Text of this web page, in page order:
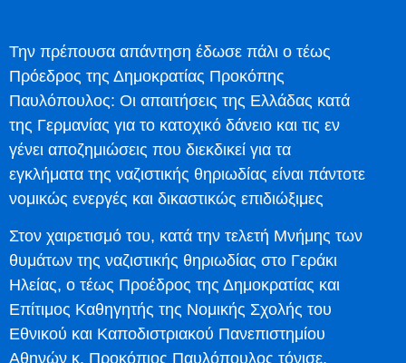
Την πρέπουσα απάντηση έδωσε πάλι ο τέως
Πρόεδρος της Δημοκρατίας Προκόπης
Παυλόπουλος: Οι απαιτήσεις της Ελλάδας κατά
της Γερμανίας για το κατοχικό δάνειο και τις εν
γένει αποζημιώσεις που διεκδικεί για τα
εγκλήματα της ναζιστικής θηριωδίας είναι πάντοτε
νομικώς ενεργές και δικαστικώς επιδιώξιμες
Στον χαιρετισμό του, κατά την τελετή Μνήμης των
θυμάτων της ναζιστικής θηριωδίας στο Γεράκι
Ηλείας, ο τέως Προέδρος της Δημοκρατίας και
Επίτιμος Καθηγητής της Νομικής Σχολής του
Εθνικού και Καποδιστριακού Πανεπιστημίου
Αθηνών κ. Προκόπιος Παυλόπουλος τόνισε,